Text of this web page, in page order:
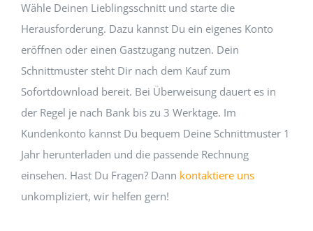
Wähle Deinen Lieblingsschnitt und starte die
Herausforderung. Dazu kannst Du ein eigenes Konto
eröffnen oder einen Gastzugang nutzen. Dein
Schnittmuster steht Dir nach dem Kauf zum
Sofortdownload bereit. Bei Überweisung dauert es in
der Regel je nach Bank bis zu 3 Werktage. Im
Kundenkonto kannst Du bequem Deine Schnittmuster 1
Jahr herunterladen und die passende Rechnung
einsehen. Hast Du Fragen? Dann kontaktiere uns
unkompliziert, wir helfen gern!